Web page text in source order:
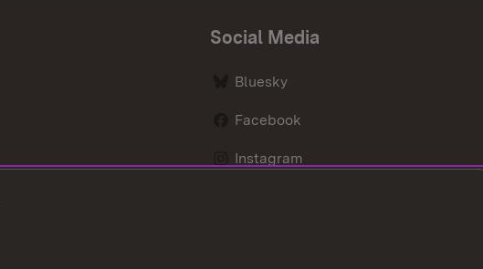
Social Media
Bluesky
Facebook
Instagram